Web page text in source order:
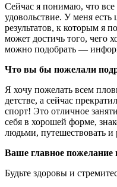
Сейчас я понимаю, что все
удовольствие. У меня
результатов, к которым я
может достичь того, чего
можно подобрать —
Что вы бы пожелали
Я хочу пожелать всем
детстве, а сейчас
спорт! Это отличное
себя в хорошей форме,
людьми, путешествовать и
Ваше главное пожелание
Будьте здоровы и